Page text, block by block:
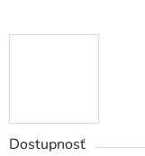
Dostupnosť